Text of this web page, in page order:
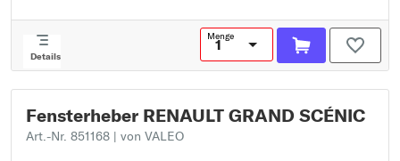
Details
Menge
Fensterheber RENAULT GRAND SCÉNIC
Art.-Nr. 851168 | von VALEO